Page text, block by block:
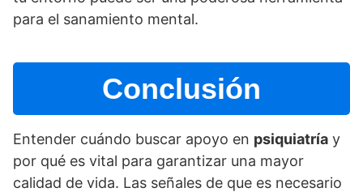
para el sanamiento mental.
Conclusión
Entender cuándo buscar apoyo en psiquiatrí­a y
por qué es vital para garantizar una mayor
calidad de vida. Las señales de que es necesario